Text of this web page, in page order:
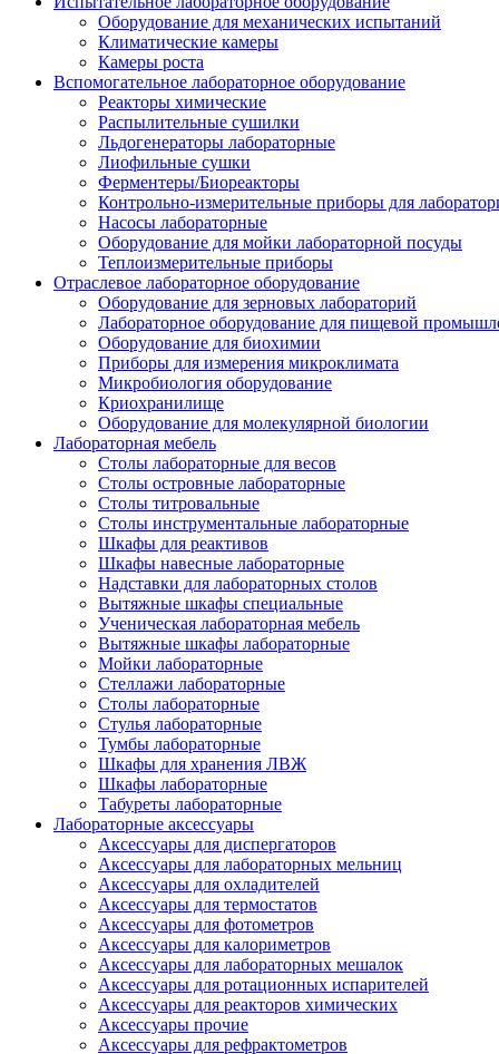
Оборудование для механических испытаний
Климатические камеры
Камеры роста
Вспомогательное лабораторное оборудование
Реакторы химические
Распылительные сушилки
Льдогенераторы лабораторные
Лиофильные сушки
Ферментеры/Биореакторы
Контрольно-измерительные приборы для
Насосы лабораторные
Оборудование для мойки лабораторной посуды
Теплоизмерительные приборы
Отраслевое лабораторное оборудование
Оборудование для зерновых лабораторий
Лабораторное оборудование для пищевой
Оборудование для биохимии
Приборы для измерения микроклимата
Микробиология оборудование
Криохранилище
Оборудование для молекулярной биологии
Лабораторная мебель
Столы лабораторные для весов
Столы островные лабораторные
Столы титровальные
Столы инструментальные лабораторные
Шкафы для реактивов
Шкафы навесные лабораторные
Надставки для лабораторных столов
Вытяжные шкафы специальные
Ученическая лабораторная мебель
Вытяжные шкафы лабораторные
Мойки лабораторные
Стеллажи лабораторные
Столы лабораторные
Стулья лабораторные
Тумбы лабораторные
Шкафы для хранения ЛВЖ
Шкафы лабораторные
Табуреты лабораторные
Лабораторные аксессуары
Аксессуары для диспергаторов
Аксессуары для лабораторных мельниц
Аксессуары для охладителей
Аксессуары для термостатов
Аксессуары для фотометров
Аксессуары для калориметров
Аксессуары для лабораторных мешалок
Аксессуары для ротационных испарителей
Аксессуары для реакторов химических
Аксессуары прочие
Аксессуары для рефрактометров